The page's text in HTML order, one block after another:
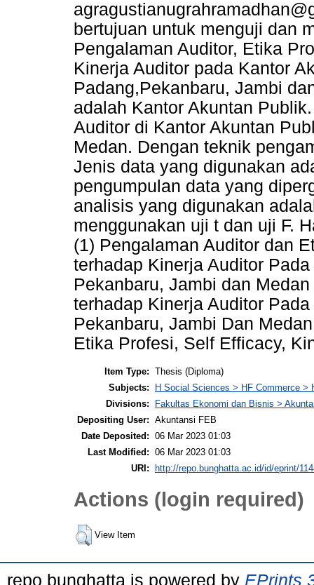
bertujuan untuk menguji dan
Pengalaman Auditor, Etika
Kinerja Auditor pada Kantor
Padang,Pekanbaru, Jambi
adalah Kantor Akuntan
Auditor di Kantor Akuntan
Medan. Dengan teknik
Jenis data yang digunakan
pengumpulan data yang
analisis yang digunakan
menggunakan uji t dan uji F.
(1) Pengalaman Auditor dan
terhadap Kinerja Auditor
Pekanbaru, Jambi dan
terhadap Kinerja Auditor
Pekanbaru, Jambi Dan
Etika Profesi, Self Efficacy,
Item Type: Thesis (Diploma)
Subjects:
H Social Sciences > HF Commerce >
Divisions:
Fakultas Ekonomi dan Bisnis >
Depositing User: Akuntansi FEB
Date Deposited: 06 Mar 2023 01:03
Last Modified: 06 Mar 2023 01:03
URI:
http://repo.bunghatta.ac.id/id/eprint/
Actions (login required)
View Item
repo bunghatta is powered by EPrints